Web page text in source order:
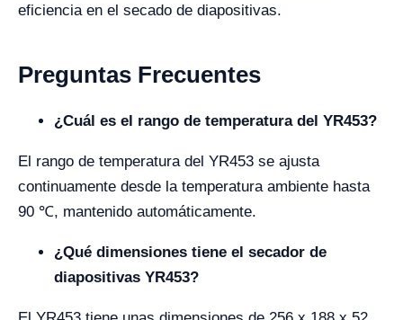
eficiencia en el secado de diapositivas.
Preguntas Frecuentes
¿Cuál es el rango de temperatura del YR453?
El rango de temperatura del YR453 se ajusta
continuamente desde la temperatura ambiente hasta
90 ℃, mantenido automáticamente.
¿Qué dimensiones tiene el secador de
diapositivas YR453?